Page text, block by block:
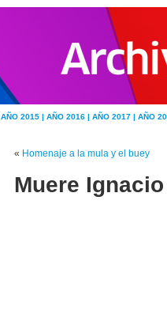
AÑO 2015 | AÑO 2016 | AÑO 2017 | AÑO
« Homenaje a la mula y el buey
Muere